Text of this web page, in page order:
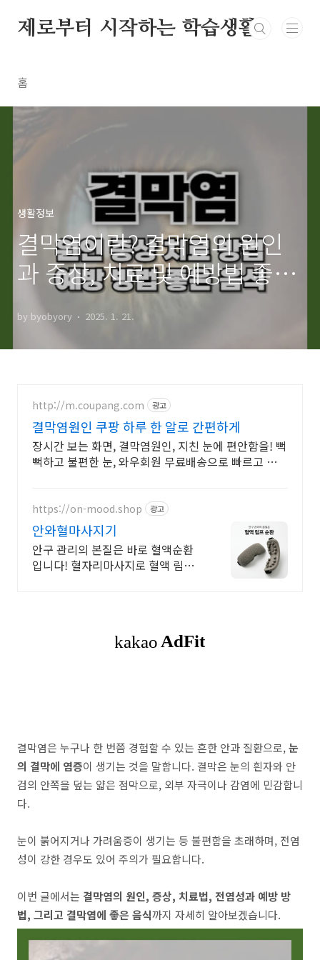
제로부터 시작하는 학습생활
홈
생활정보
결막염이란? 결막염의 원인
과 증상, 치료 및 예방법 좋은
음식 총정리
by byobyory 2025. 1. 21.
http://m.coupang.com 광고
결막염원인 쿠팡 하루 한 알로 간편하게
장시간 보는 화면, 결막염원인, 지친 눈에 편안함을! 뻑
뻑하고 불편한 눈, 와우회원 무료배송으로 빠르고 간편
https://on-mood.shop 광고
안와혈마사지기
안구 관리의 본질은 바로 혈액순환
입니다! 혈자리마사지로 혈액 림프
결막염은 누구나 한 번쯤 경험할 수 있는 흔한 안과 질환으로,눈
의 결막에 염증이 생기는 것을 말합니다. 결막은 눈의 흰자와 안
검의 안쪽을 덮는 얇은 점막으로, 외부 자극이나 감염에 민감합니
다.
눈이 붉어지거나 가려움증이 생기는 등 불편함을 초래하며, 전염
성이 강한 경우도 있어 주의가 필요합니다.
이번 글에서는 결막염의 원인, 증상, 치료법, 전염성과 예방 방
법, 그리고 결막염에 좋은 음식까지 자세히 알아보겠습니다.